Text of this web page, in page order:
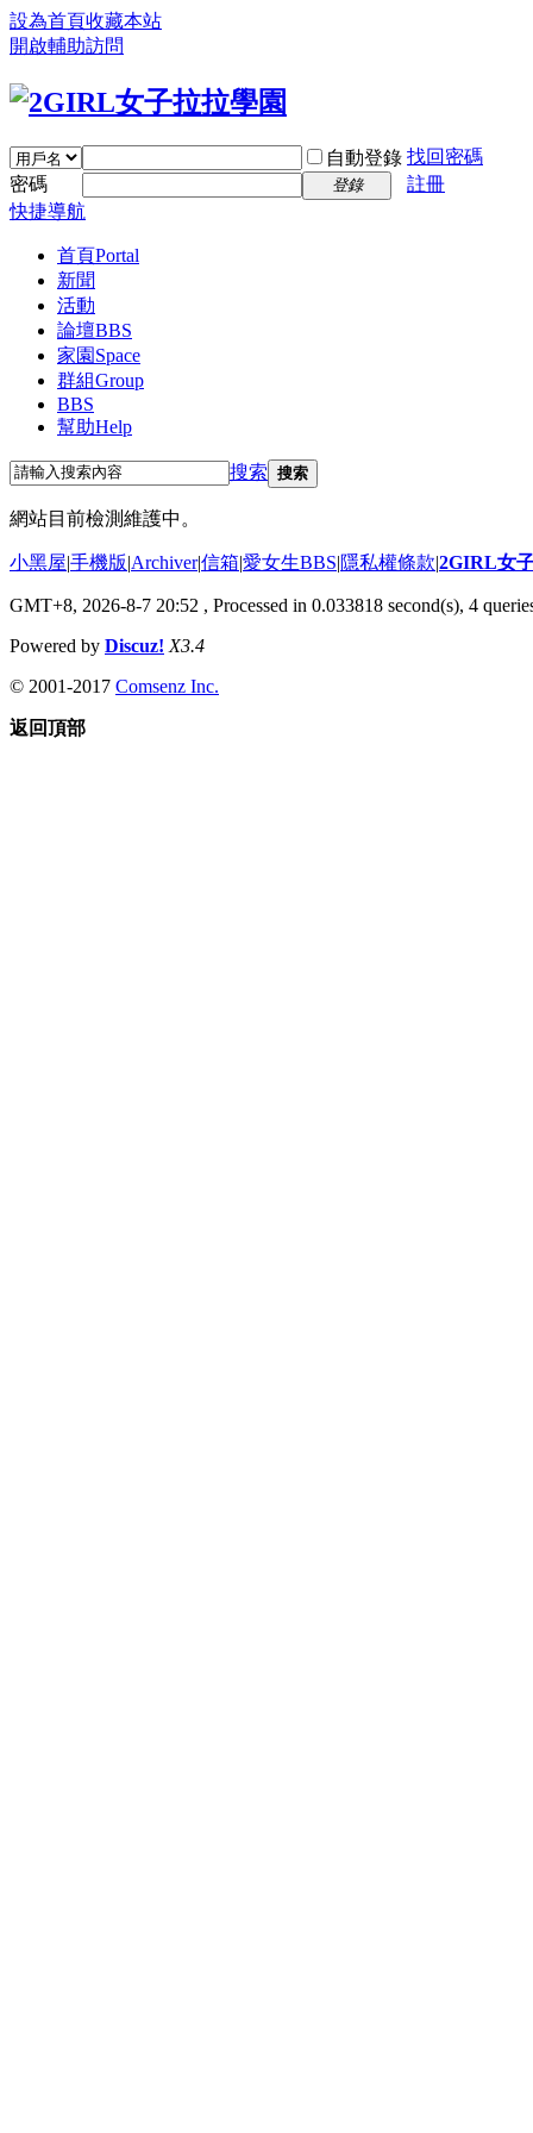
設為首頁收藏本站
開啟輔助訪問
自動登錄 找回密碼
密碼
登錄
註冊
快捷導航
首頁Portal
新聞
活動
論壇BBS
家園 Space
群組Group
BBS
幫助Help
搜索 搜索
網站目前檢測維護中。
小黑屋|手機版|Archiver|信箱|愛女生BBS|隱私權條款|2GIRL女
GMT+8, 2026-8-7 20:52 , Processed in 0.033818 second(s), 4
Powered by Discuz! X3.4
© 2001-2017 Comsenz Inc.
返回頂部